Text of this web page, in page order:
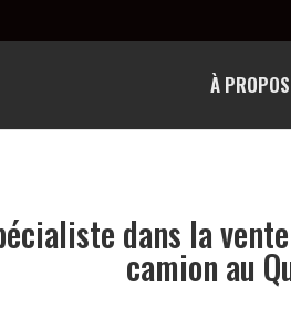
À PROPOS
dans la
camion au